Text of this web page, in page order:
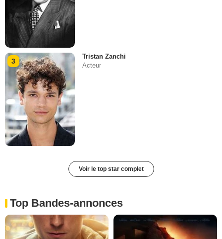
3
Tristan Zanchi
Acteur
Voir le top star complet
Top Bandes-annonces